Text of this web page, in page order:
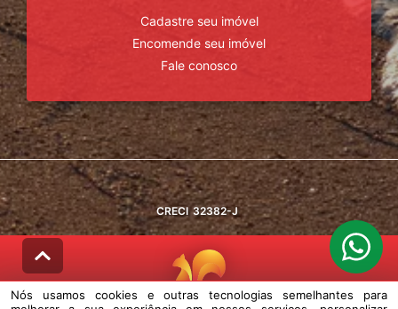
Cadastre seu imóvel
Encomende seu imóvel
Fale conosco
CRECI 32382-J
Nós usamos cookies e outras tecnologias semelhantes para